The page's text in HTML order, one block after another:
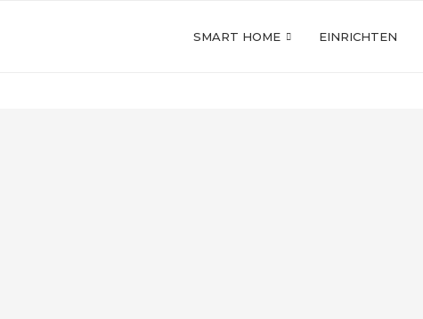
SMART HOME EINRICHTEN